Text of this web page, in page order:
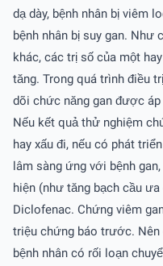
dạ dày, bệnh nhân bị viêm
bệnh nhân bị suy gan. Như
khác, các trị số của một
tăng. Trong quá trình điều
dõi chức năng gan được
Nếu kết quả thử nghiệm
hay xấu đi, nếu có phát
lâm sàng ứng với bệnh
hiện (như tăng bạch cầu
Diclofenac. Chứng viêm
triệu chứng báo trước.
bệnh nhân có rối loạn